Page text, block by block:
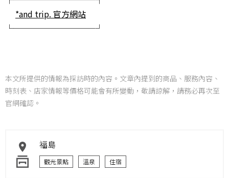
*and trip. 官方網站
└──────────┘
本文所提供的情報為採訪時的內容。文章內提到的商品、服務內容、
時刻表、店家情報等價格可能會有所變動，敬請諒解，請務必再次至
官網確認。
福島
觀光景點 溫泉 住宿